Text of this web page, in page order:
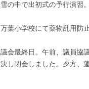
の中で出初式の予行演習
葉小学校にて薬物乱用防止
会最終日。午前、議員協
し閉会しました。夕方、